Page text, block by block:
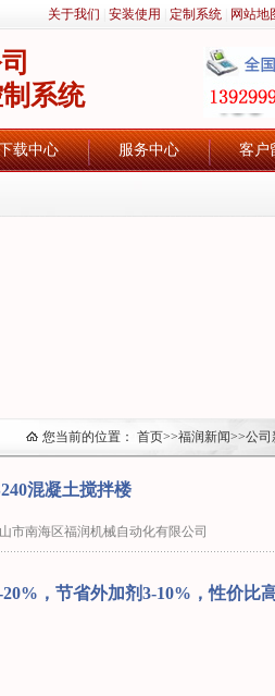
关于我们 安装使用 定制系统 网站地
系统
载中心 服务中心 客户
您当前的位置： 首页>>福润新闻>>公司
混凝土搅拌楼
市南海区福润机械自动化有限公司
， 节省外加剂3-10%，性价比高